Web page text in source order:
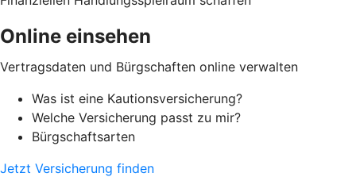
Online einsehen
Vertragsdaten und Bürgschaften online verwalten
Was ist eine Kautionsversicherung?
Welche Versicherung passt zu mir?
Bürgschaftsarten
Jetzt Versicherung finden